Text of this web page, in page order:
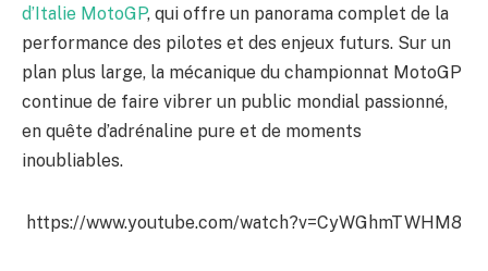
d’Italie MotoGP, qui offre un panorama complet de la
performance des pilotes et des enjeux futurs. Sur un
plan plus large, la mécanique du championnat MotoGP
continue de faire vibrer un public mondial passionné,
en quête d’adrénaline pure et de moments
inoubliables.
https://www.youtube.com/watch?v=CyWGhmTWHM8